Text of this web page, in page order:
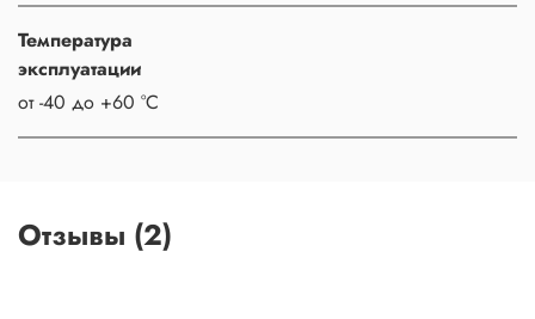
Температура
эксплуатации
от -40 до +60 °С
Отзывы (2)